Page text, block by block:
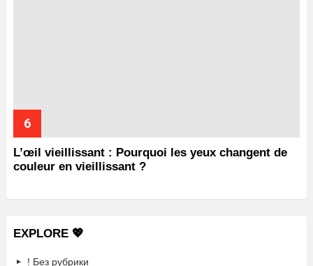
L’œil vieillissant : Pourquoi les yeux changent de
couleur en vieillissant ?
EXPLORE 💖
! Без рубрики